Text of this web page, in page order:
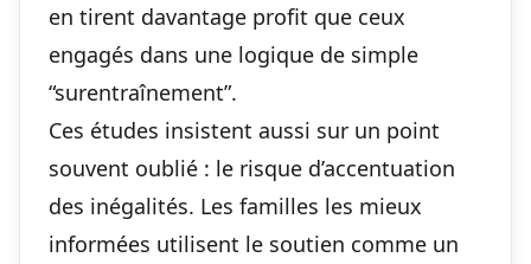
en tirent davantage profit que ceux
engagés dans une logique de simple
“surentraînement”.
Ces études insistent aussi sur un point
souvent oublié : le risque d’accentuation
des inégalités. Les familles les mieux
informées utilisent le soutien comme un